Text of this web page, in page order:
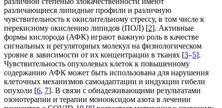
различающиеся липидные профили и различную
чувствительность к окислительному стрессу, в том числе к
перекисному окислению липидов (ПОЛ) [2]. Активные
формы кислорода (АФК) играют важную роль в качестве
сигнальных и регуляторных молекул на физиологическом
уровне в зависимости от их концентрации в тканях [3–5].
Чувствительность опухолевых клеток к повышенному
содержанию АФК может быть использована для нарушения
клеточных механизмов самоадаптации и индукции гибели
опухоли [6, 7]. В связи с обнадеживающими результатами
озонотерапии и терапии монооксидом азота в лечении